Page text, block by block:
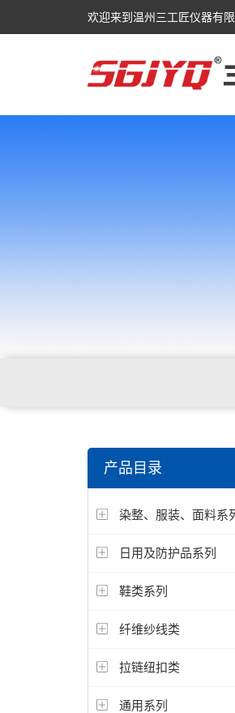
欢迎来到温州三工匠仪器有限
纺织，服装面
电缆，包装材料，箱包等行业
产品目录
染整、服装、面料系
日用及防护品系列
鞋类系列
纤维纱线类
拉链纽扣类
通用系列